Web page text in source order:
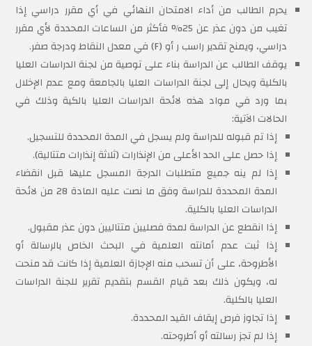
يحرم الطالب من أداء الامتحان النهائي في أي مقرر دراسي إذا
تغيب من دون عذر عن 25% فأكثر من الساعات المحددة لأي مقرر
دراسي، ويمنح تقدير راسب ر أو (F) في معدل النقاط ودرجة صفر.
يوقف الطالب عن الدراسة بناء على توصية من لجنة الدراسات العليا
بالكلية ويحال إلى لجنة الدراسات العليا بالجامعة ومع عدم الإخلال
بما ورد في مواد هذه لائحة الدراسات العليا بالكية وذلك في
الحالات الآتية:
إذا تم قبوله للدراسة ولم يسجل في المدة المحددة للتسجيل.
إذا حصل على الحد الأعلى من الإنذارات (ثلاثة إنذارات متتالية).
إذا لم ينه جميع متطلبات الدرجة المسجل عليها قبل انقضاء
المدة المحددة للدراسة وفق ما نصت عليه المادة 28 من لائحة
الدراسات العليا بالكلية.
إذا انقطع عن الدراسة لمدة فصليين متتاليين دون عذر مقبول.
إذا ثبت عدم أمانته العلمية في البحث الخاص بالرسالة أو
الأطروحة، على أن تسحب منه الإجازة العلمية إذا كانت قد منحت
له، ويكون ذلك بعد قيام القسم بتقديم تقرير للجنة الدراسات
العليا بالكلية.
إذا تجاوز فرص إيقاف القيد المحددة.
إذا لم تجز رسالته أو أطروحته.